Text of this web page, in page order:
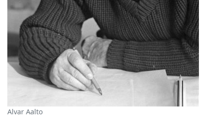
Alvar Aalto